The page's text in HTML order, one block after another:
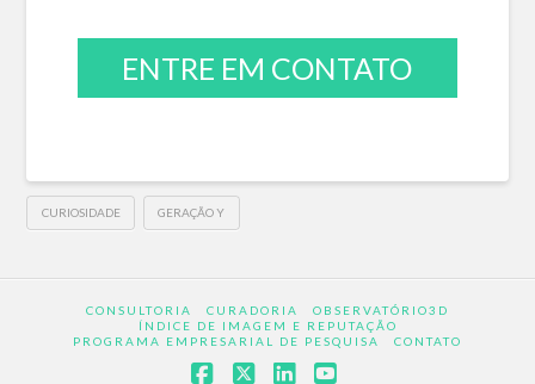
ENTRE EM CONTATO
CURIOSIDADE GERAÇÃO Y
CONSULTORIA CURADORIA
OBSERVATÓRIO3D
ÍNDICE DE IMAGEM E REPUTAÇÃO
PROGRAMA EMPRESARIAL DE PESQUISA
CONTATO